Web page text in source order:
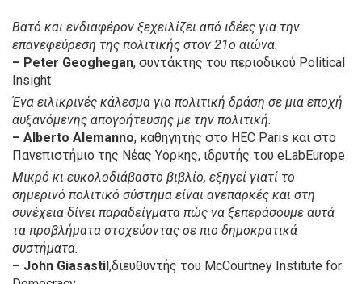
Βατό και ενδιαφέρον ξεχειλίζει από ιδέες για την
επανεφεύρεση της πολιτικής στον 21ο αιώνα.
– Peter Geoghegan, συντάκτης του περιοδικού Political
Insight
Ένα ειλικρινές κάλεσμα για πολιτική δράση σε μια εποχή
αυξανόμενης απογοήτευσης με την πολιτική.
– Alberto Alemanno, καθηγητής στο HEC Paris και στο
Πανεπιστήμιο της Νέας Υόρκης, ιδρυτής του eLabEurope
Μικρό κι ευκολοδιάβαστο βιβλίο, εξηγεί γιατί το
σημερινό πολιτικό σύστημα είναι ανεπαρκές και στη
συνέχεια δίνει παραδείγματα πώς να ξεπεράσουμε αυτά
τα προβλήματα στοχεύοντας σε πιο δημοκρατικά
συστήματα.
– John Giasastil ,διευθυντής του McCourtney Institute for